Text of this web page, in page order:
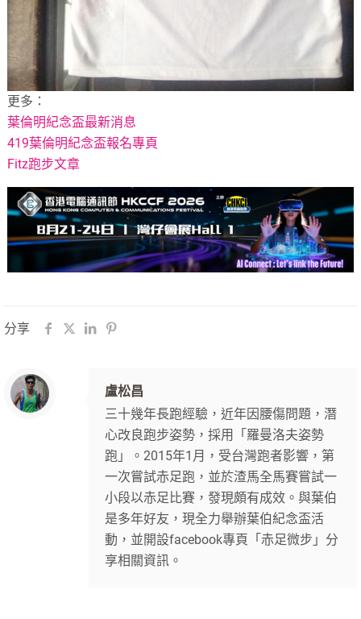
更多：
葉倫明紀念盃最新消息
419葉倫明紀念盃報名專頁
Fitz跑步文章
分享
盧松昌
三十幾年長跑經驗，近年因腰傷問題，潛
心改良跑步姿勢，採用「羅曼洛夫姿勢
跑」。2015年1月，受台灣跑者影響，第
一次嘗試赤足跑，並於渣馬全馬賽嘗試一
小段以赤足比賽，發現頗有成效。與葉伯
是多年好友，現全力舉辦葉伯紀念盃活
動，並開設facebook專頁「赤足微步」分
享相關資訊。